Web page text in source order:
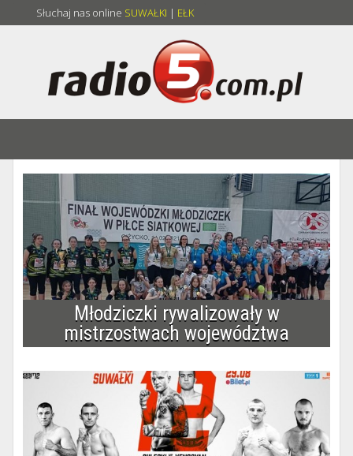
Słuchaj nas online SUWAŁKI | EŁK
Młodziczki rywalizowały w
mistrzostwach województwa